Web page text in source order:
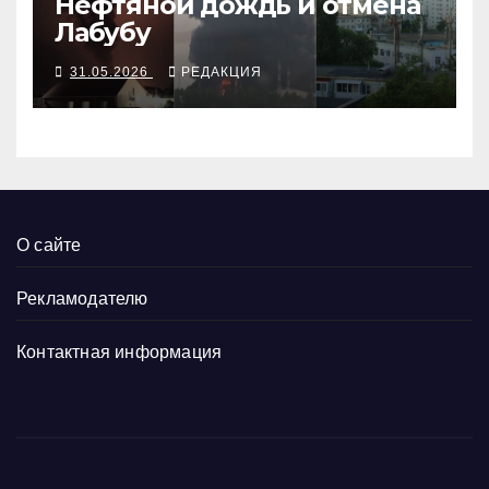
Лабубу
31.05.2026 РЕДАКЦИЯ
О сайте
Рекламодателю
Контактная информация